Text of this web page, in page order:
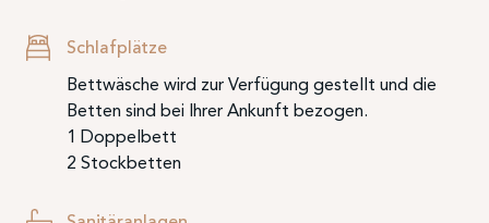
Schlafplätze
Bettwäsche wird zur Verfügung gestellt und die
Betten sind bei Ihrer Ankunft bezogen.
1 Doppelbett
2 Stockbetten